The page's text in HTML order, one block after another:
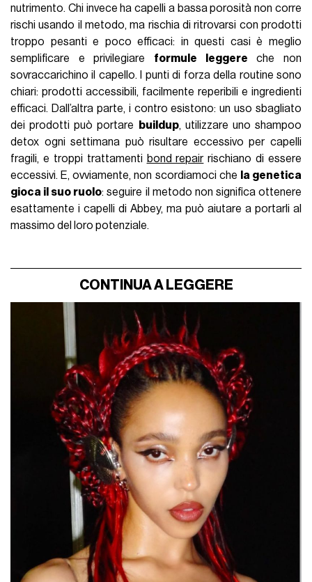
nutrimento. Chi invece ha capelli a bassa porosità non corre
rischi usando il metodo, ma rischia di ritrovarsi con prodotti
troppo pesanti e poco efficaci: in questi casi è meglio
semplificare e privilegiare formule leggere che non
sovraccarichino il capello. I punti di forza della routine sono
chiari: prodotti accessibili, facilmente reperibili e ingredienti
efficaci. Dall’altra parte, i contro esistono: un uso sbagliato
dei prodotti può portare
buildup, utilizzare uno shampoo
detox ogni settimana può risultare eccessivo per capelli
fragili, e troppi trattamenti bond repairrischiano di essere
eccessivi. E, ovviamente, non scordiamoci che
la genetica
gioca il suo ruolo: seguire il metodo non significa ottenere
esattamente i capelli di Abbey, ma può aiutare a portarli al
massimo del loro potenziale.
CONTINUA A LEGGERE